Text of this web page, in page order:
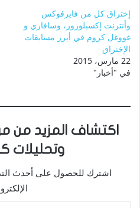
إختراق كل من فايرفوكس
وأنترنت إكسبلورور، وسافاري و
غووغل كروم في أبرز مسابقات
الإختراق
22 مارس، 2015
في "أخبار"
اكتشاف المزيد من
وتحليلات
اشترك للحصول على أحدث
كتابة بريدك الإلكتروني...